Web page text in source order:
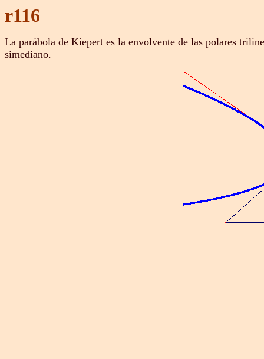
r116
La parábola de Kiepert es la envolvente de las polares
simediano.